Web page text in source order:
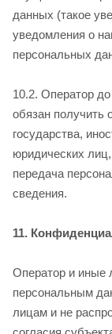
данных (такое
уведомления о
персональных
10.2. Оператор
обязан получить
государства,
юридических
передача
сведения.
11.
Оператор и иные
персональным
лицам и не